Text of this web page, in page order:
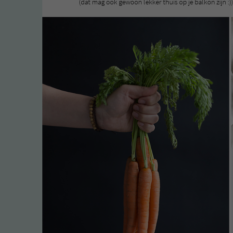
(dat mag ook gewoon lekker thuis op je balkon zijn :))